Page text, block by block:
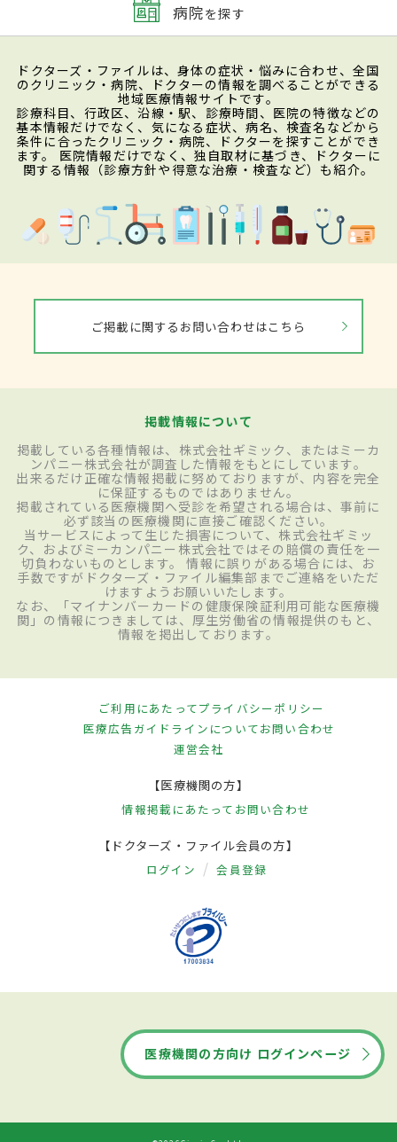
病院を探す
ドクターズ・ファイルは、身体の症状・悩みに合わせ、全国
のクリニック・病院、ドクターの情報を調べることができる
地域医療情報サイトです。
診療科目、行政区、沿線・駅、診療時間、医院の特徴などの
基本情報だけでなく、気になる症状、病名、検査名などから
条件に合ったクリニック・病院、ドクターを探すことができ
ます。 医院情報だけでなく、独自取材に基づき、ドクターに
関する情報（診療方針や得意な治療・検査など）も紹介。
ご掲載に関するお問い合わせはこちら
掲載情報について
掲載している各種情報は、株式会社ギミック、またはミーカ
ンパニー株式会社が調査した情報をもとにしています。
出来るだけ正確な情報掲載に努めておりますが、内容を完全
に保証するものではありません。
掲載されている医療機関へ受診を希望される場合は、事前に
必ず該当の医療機関に直接ご確認ください。
当サービスによって生じた損害について、株式会社ギミッ
ク、およびミーカンパニー株式会社ではその賠償の責任を一
切負わないものとします。 情報に誤りがある場合には、お
手数ですがドクターズ・ファイル編集部までご連絡をいただ
けますようお願いいたします。
なお、「マイナンバーカードの健康保険証利用可能な医療機
関」の情報につきましては、厚生労働省の情報提供のもと、
情報を掲出しております。
ご利用にあたってプライバシーポリシー
医療広告ガイドラインについてお問い合わせ
運営会社
【医療機関の方】
情報掲載にあたって お問い合わせ
【ドクターズ・ファイル会員の方】
ログイン 会員登録
医療機関の方向け ログインページ